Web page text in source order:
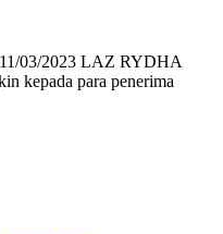
03/2023 LAZ RYDHA
kepada para penerima